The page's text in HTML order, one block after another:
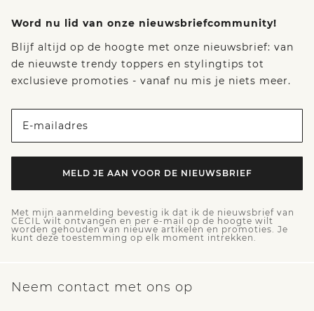
Word nu lid van onze nieuwsbriefcommunity!
Blijf altijd op de hoogte met onze nieuwsbrief: van
de nieuwste trendy toppers en stylingtips tot
exclusieve promoties - vanaf nu mis je niets meer.
E-mailadres
MELD JE AAN VOOR DE NIEUWSBRIEF
Met mijn aanmelding bevestig ik dat ik de nieuwsbrief van
CECIL wilt ontvangen en per e-mail op de hoogte wilt
worden gehouden van nieuwe artikelen en promoties. Je
kunt deze toestemming op elk moment intrekken.
Neem contact met ons op